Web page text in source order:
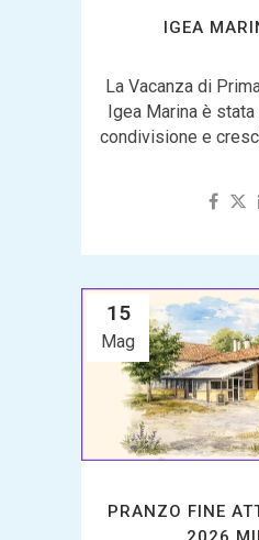
IGEA
La Vacanza di
Igea Marina è
condivisione e
15
Mag
PRANZO FINE